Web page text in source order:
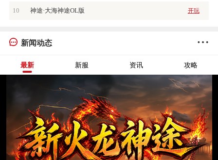
10 神途·大海神途OL版 开玩
新闻动态
最新 新服 资讯 攻略